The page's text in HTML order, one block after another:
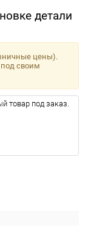
детали
цены).
своим
товар под заказ.